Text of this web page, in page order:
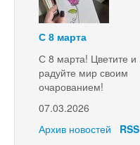
С 8 марта
С 8 марта! Цветите и
радуйте мир своим
очарованием!
07.03.2026
Архив новостей
RSS